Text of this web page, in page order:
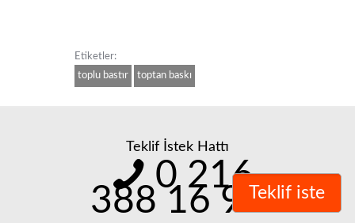
Etiketler:
toplu bastır
toptan baskı
Teklif iste
Teklif İstek Hattı
0 216
388 16 98